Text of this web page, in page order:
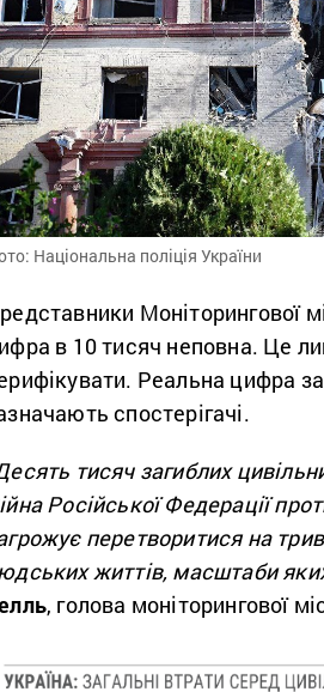
Національна поліція України
Моніторингової
в 10 тисяч неповна. Це
Реальна цифра
спостерігачі.
тисяч загиблих
Російської Федерації
перетворитися на
життів, масштаби
, голова моніторингової